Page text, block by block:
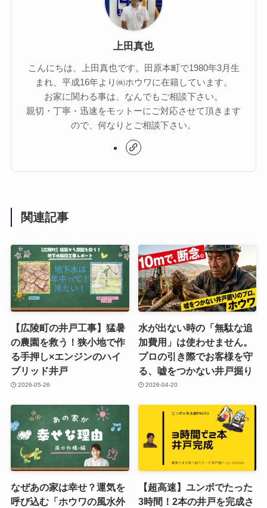
上田真也
こんにちは、上田真也です。田原本町で1980年3月生
まれ、平成16年より㈱ホウワに在籍しています。
お家に関わる事は、なんでもご相談下さい。
親切・丁寧・迅速をモットーにご対応させて頂きます
ので、何なりとご相談下さい。
関連記事
【広陵町の井戸工事】猛暑
の農園を救う！狭小地で作
る手押し×エンジンのハイ
ブリッド井戸
2026-05-26
水が出ない時の「無駄な追
加費用」は使わせません。
プロの引き際でお客様を守
る、嘘をつかない井戸掘り
2026-04-20
なぜあの家は幸せ？運気を
呼び込む「ホウワの風水外
【超高速】ユンボでたった
3時間！2本の井戸を完成さ